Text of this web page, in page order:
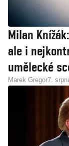
Milan
ale i
umělecké
Marek Gregor7.